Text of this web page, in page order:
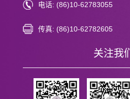
电话: (86)10-62783055
传真: (86)10-62782605
关注我们